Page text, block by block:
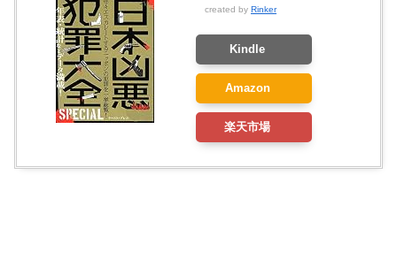
created by Rinker
Kindle
Amazon
楽天市場